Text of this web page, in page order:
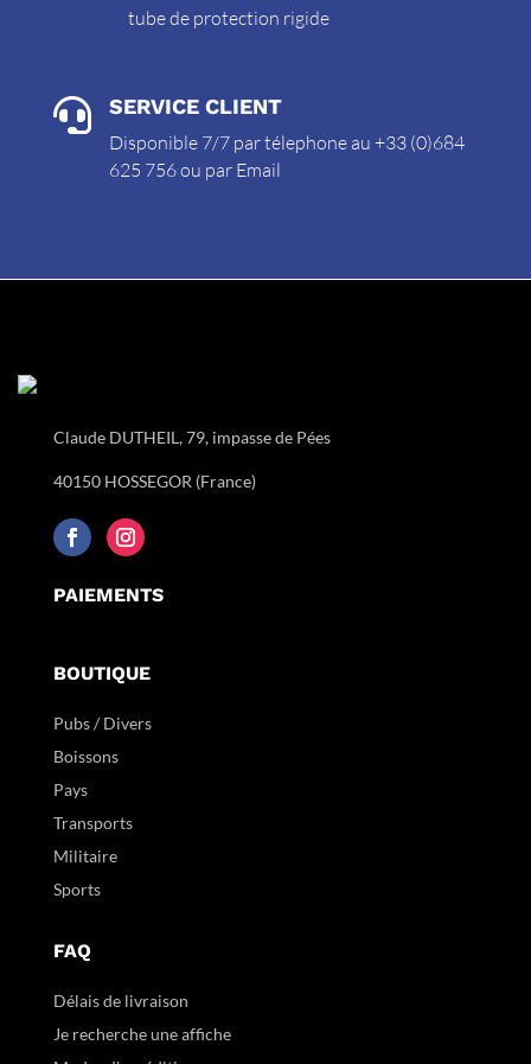
tube de protection rigide
 SERVICE CLIENT
Disponible 7/7 par télephone au +33 (0)684
625 756 ou par Email
Claude DUTHEIL, 79, impasse de Pées
40150 HOSSEGOR (France)
PAIEMENTS
BOUTIQUE
Pubs / Divers
Boissons
Pays
Transports
Militaire
Sports
FAQ
Délais de livraison
Je recherche une affiche